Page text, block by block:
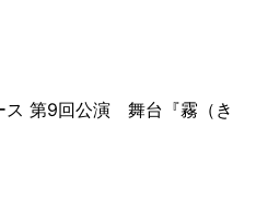
ス 第9回公演 舞台『霧（き